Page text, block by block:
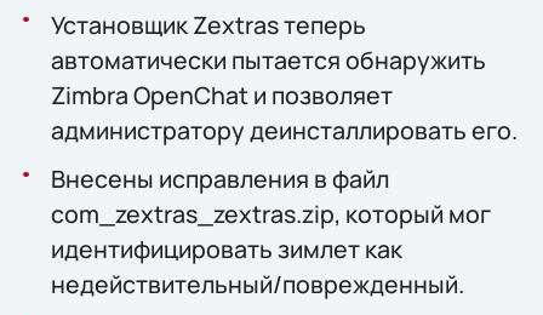
Установщик Zextras теперь
автоматически пытается обнаружить
Zimbra OpenChat и позволяет
администратору деинсталлировать его.
Внесены исправления в файл
com_zextras_zextras.zip, который мог
идентифицировать зимлет как
недействительный/поврежденный.